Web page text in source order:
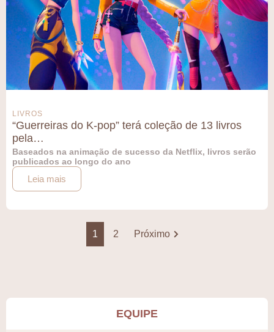
LIVROS
“Guerreiras do K-pop” terá coleção de 13 livros
pela…
Baseados na animação de sucesso da Netflix, livros serão
publicados ao longo do ano
Leia mais
1 2 Próximo
EQUIPE